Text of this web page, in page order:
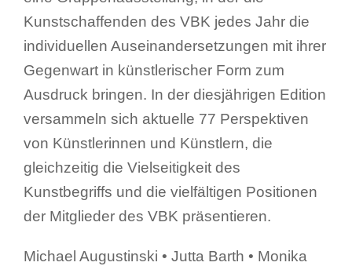
Kunstschaffenden des VBK jedes Jahr die
individuellen Auseinandersetzungen mit ihrer
Gegenwart in künstlerischer Form zum
Ausdruck bringen. In der diesjährigen Edition
versammeln sich aktuelle 77 Perspektiven
von Künstlerinnen und Künstlern, die
gleichzeitig die Vielseitigkeit des
Kunstbegriffs und die vielfältigen Positionen
der Mitglieder des VBK präsentieren.
Michael Augustinski • Jutta Barth • Monika